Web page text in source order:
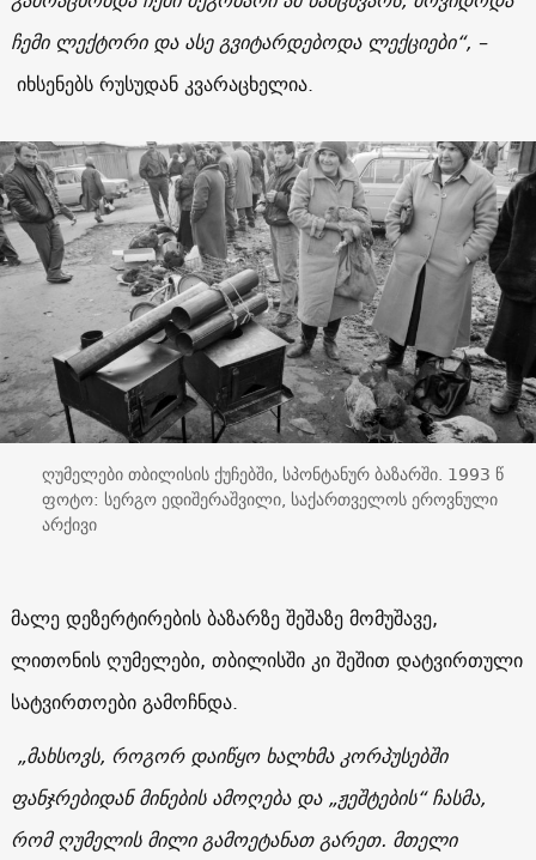
ჩემი ლექტორი და ასე გვიტარდებოდა ლექციები“, –
იხსენებს რუსუდან კვარაცხელია.
ღუმელები თბილისის ქუჩებში, სპონტანურ ბაზარში. 1993 წ
ფოტო: სერგო ედიშერაშვილი, საქართველოს ეროვნული
არქივი
მალე დეზერტირების ბაზარზე შეშაზე მომუშავე,
ლითონის ღუმელები, თბილისში კი შეშით დატვირთული
სატვირთოები გამოჩნდა.
„მახსოვს, როგორ დაიწყო ხალხმა კორპუსებში
ფანჯრებიდან მინების ამოღება და „ჟეშტების“ ჩასმა,
რომ ღუმელის მილი გამოეტანათ გარეთ. მთელი